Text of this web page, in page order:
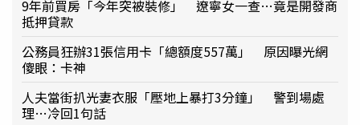
9年前買房「今年突被裝修」 遼寧女一查…竟是開發商
抵押貸款
公務員狂辦31張信用卡「總額度557萬」 原因曝光網
傻眼：卡神
人夫當街扒光妻衣服「壓地上暴打3分鐘」 警到場處
理…冷回1句話